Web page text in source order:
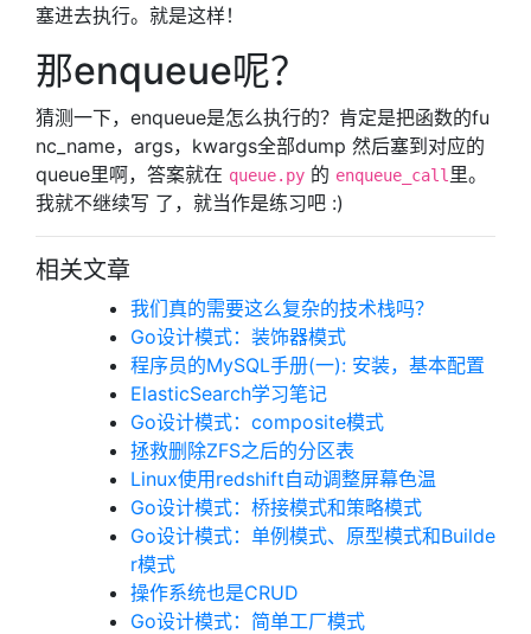
塞进去执行。就是这样！
那enqueue呢？
猜测一下，enqueue是怎么执行的？肯定是把函数的fu
nc_name，args，kwargs全部dump 然后塞到对应的
queue里啊，答案就在 queue.py 的 enqueue_call 里。
我就不继续写 了，就当作是练习吧 :)
相关文章
我们真的需要这么复杂的技术栈吗？
Go设计模式：装饰器模式
程序员的MySQL手册(一): 安装，基本配置
ElasticSearch学习笔记
Go设计模式：composite模式
拯救删除ZFS之后的分区表
Linux使用redshift自动调整屏幕色温
Go设计模式：桥接模式和策略模式
Go设计模式：单例模式、原型模式和Builde
r模式
操作系统也是CRUD
Go设计模式：简单工厂模式